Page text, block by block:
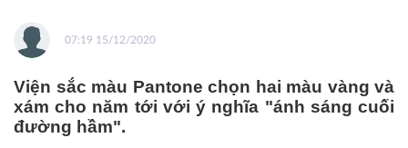
07:19 15/12/2020
Viện sắc màu Pantone chọn hai màu vàng và
xám cho năm tới với ý nghĩa "ánh sáng cuối
đường hầm".